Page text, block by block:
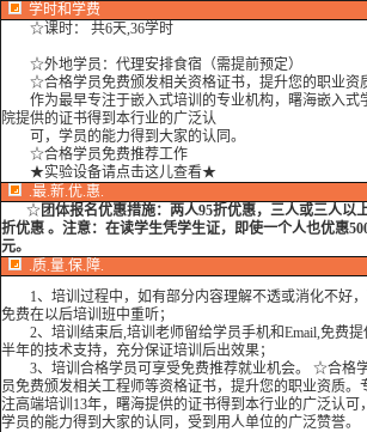
学时和学费
☆课时： 共6天,36学时
☆外地学员：代理安排食宿（需提前预定）
☆合格学员免费颁发相关资格证书，提升您的职业资
作为最早专注于嵌入式培训的专业机构，曙海嵌入式
院提供的证书得到本行业的广泛认
可，学员的能力得到大家的认同 。
☆合格学员免费推荐工作
★实验设备请点击这儿查看★
.最.新.优.惠.
☆ 团体报名优惠措施： 两人95折优惠，三人或三人以
折优惠 。注意：在读学生凭学生证，即使一个人也优惠
元。
.质.量.保.障.
1、培训过程中，如有部分内容理解不透或消化不好，
免费在以后培训班中重听；
2、培训结束后,培训老师留给学员手机和Email,免费提
半年的技术支持，充分保证培训后出效果；
3、培训合格学员可享受免费推荐就业机会。 ☆合格
员免费颁发相关工程师等资格证书，提升您的职业资质。
注高端培训13年，曙海提供的证书得到本行业的广泛认可，
学员的能力得到大家的认同，受到用人单位的广泛赞誉。